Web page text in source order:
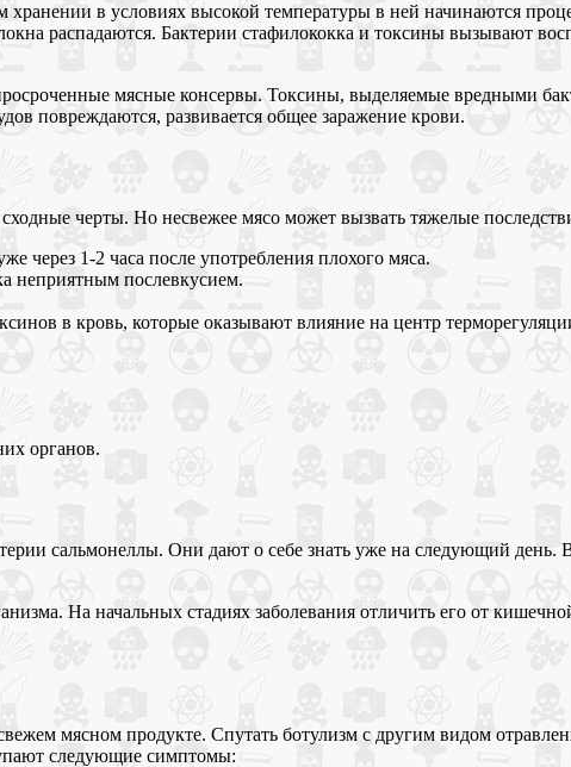
в условиях высокой температуры в ней начинаются
распадаются. Бактерии стафилококка и токсины вызывают
мясные консервы. Токсины, выделяемые вредными
повреждаются, развивается общее заражение крови.
черты. Но несвежее мясо может вызвать тяжелые
через 1-2 часа после употребления плохого мяса.
неприятным послевкусием.
в кровь, которые оказывают влияние на центр
органов.
сальмонеллы. Они дают о себе знать уже на следующий
На начальных стадиях заболевания отличить его от
мясном продукте. Спутать ботулизм с другим видом
следующие симптомы: